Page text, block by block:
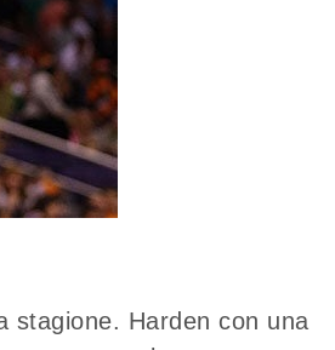
stagione. Harden con una